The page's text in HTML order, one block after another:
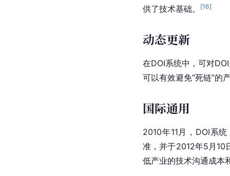
供了技术基础。
[16]
动态更新
在DOI系统中，可对
可以有效避免“死链”的
国际通用
2010年11月，DOI系
准，并于2012年5月10
低产业的技术沟通成本